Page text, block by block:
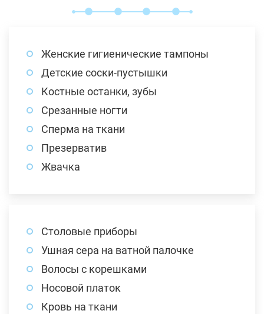
Женские гигиенические тампоны
Детские соски-пустышки
Костные останки, зубы
Срезанные ногти
Сперма на ткани
Презерватив
Жвачка
Столовые приборы
Ушная сера на ватной палочке
Волосы с корешками
Носовой платок
Кровь на ткани